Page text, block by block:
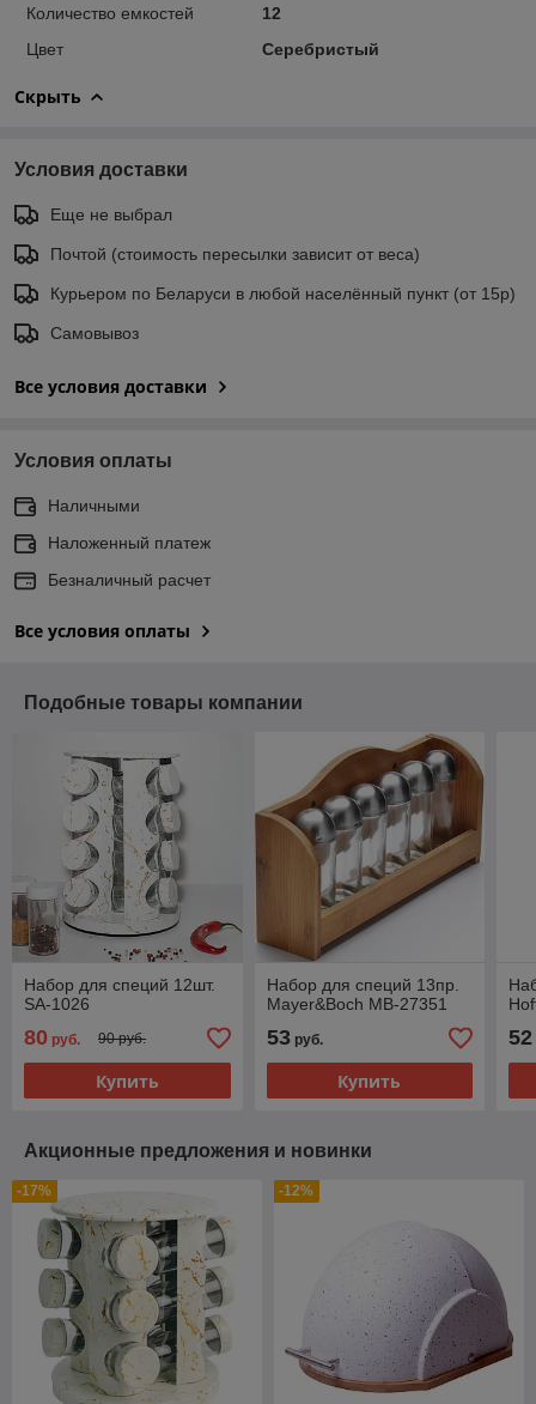
Количество емкостей
12
Цвет
Серебристый
Скрыть
Условия доставки
Еще не выбрал
Почтой (стоимость пересылки зависит от веса)
Курьером по Беларуси в любой населённый пункт (от 15р)
Самовывоз
Все условия доставки
Условия оплаты
Наличными
Наложенный платеж
Безналичный расчет
Все условия оплаты
Подобные товары компании
Набор для специй 12шт.
SA-1026
80 руб. 90 руб.
Купить
Набор для специй 13пр.
Mayer&Boch MB-27351
53руб.
Купить
52
Акционные предложения и новинки
-17% -12%